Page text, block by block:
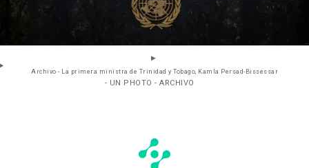
Archivo - La primera ministra de Trinidad y Tobago, Kamla Persad-Bissessar
- UN PHOTO - ARCHIVO